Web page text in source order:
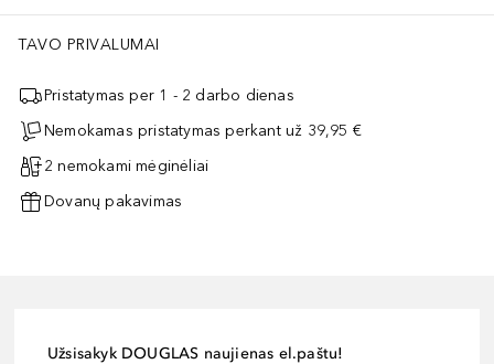
TAVO PRIVALUMAI
Pristatymas per 1 - 2 darbo dienas
Nemokamas pristatymas perkant už 39,95 €
2 nemokami mėginėliai
Dovanų pakavimas
Užsisakyk DOUGLAS naujienas el.paštu!